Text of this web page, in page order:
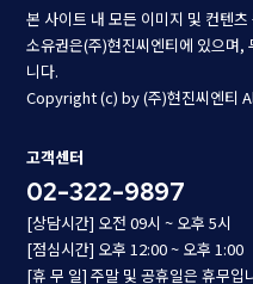
본 사이트 내 모든 이미지 및 컨텐
소유권은(주)현진씨엔티에 있으며,
니다.
Copyright (c) by (주)현진씨엔티
고객센터
02-322-9897
[상담시간] 오전 09시 ~ 오후 5시
[점심시간] 오후 12:00 ~ 오후 1:00
[휴 무 일] 주말 및 공휴일은 휴무입